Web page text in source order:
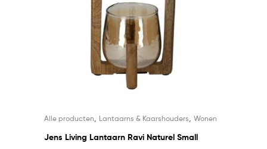
Alle producten, Lantaarns & Kaarshouders, Wonen
Jens Living Lantaarn Ravi Naturel Small